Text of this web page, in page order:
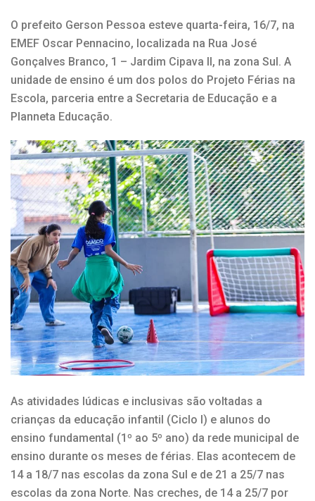
O prefeito Gerson Pessoa esteve quarta-feira, 16/7, na
EMEF Oscar Pennacino, localizada na Rua José
Gonçalves Branco, 1 – Jardim Cipava II, na zona Sul. A
unidade de ensino é um dos polos do Projeto Férias na
Escola, parceria entre a Secretaria de Educação e a
Planneta Educação.
As atividades lúdicas e inclusivas são voltadas a
crianças da educação infantil (Ciclo I) e alunos do
ensino fundamental (1º ao 5º ano) da rede municipal de
ensino durante os meses de férias. Elas acontecem de
14 a 18/7 nas escolas da zona Sul e de 21 a 25/7 nas
escolas da zona Norte. Nas creches, de 14 a 25/7 por